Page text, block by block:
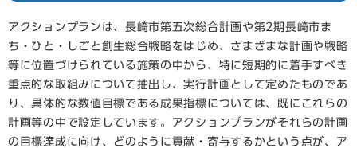
アクションプランは、長崎市第五次総合計画や第2期長崎市ま
ち・ひと・しごと創生総合戦略をはじめ、さまざまな計画や戦略
等に位置づけられている施策の中から、特に短期的に着手すべき
重点的な取組みについて抽出し、実行計画として定めたものであ
り、具体的な数値目標である成果指標については、既にこれらの
計画等の中で設定しています。アクションプランがそれらの計画
の目標達成に向け、どのように貢献・寄与するかという点が、ア